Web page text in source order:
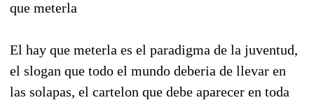
que meterla
El hay que meterla es el paradigma de la juventud,
el slogan que todo el mundo deberia de llevar en
las solapas, el cartelon que debe aparecer en toda